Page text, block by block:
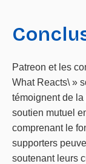
Patreon et les
What Reacts\ »
témoignent de
soutien mutuel
comprenant le
supporters
soutenant leurs